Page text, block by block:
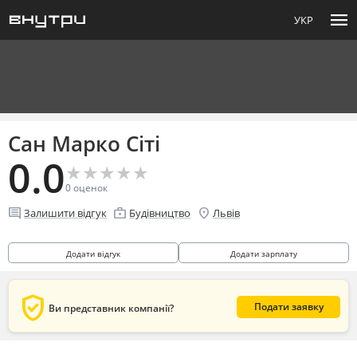
УКР menu
Сан Марко Сіті
0.0★
★★
★★
★★
★★
★
0оценок
comment Залишити відгук enterprise Будівництво location_on Львів
Додати відгук Додати зарплату
verified_user Ви представник компанії? Подати заявку